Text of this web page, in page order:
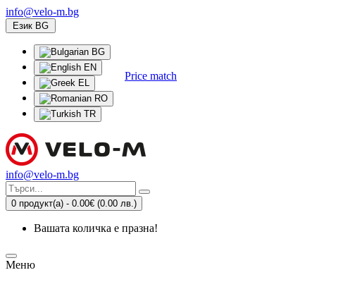
info@velo-m.bg
Език BG
BG
EN
EL
RO
TR
Price match
info@velo-m.bg
0 продукт(а) - 0.00€ (0.00 лв.)
Вашата количка е празна!
Меню